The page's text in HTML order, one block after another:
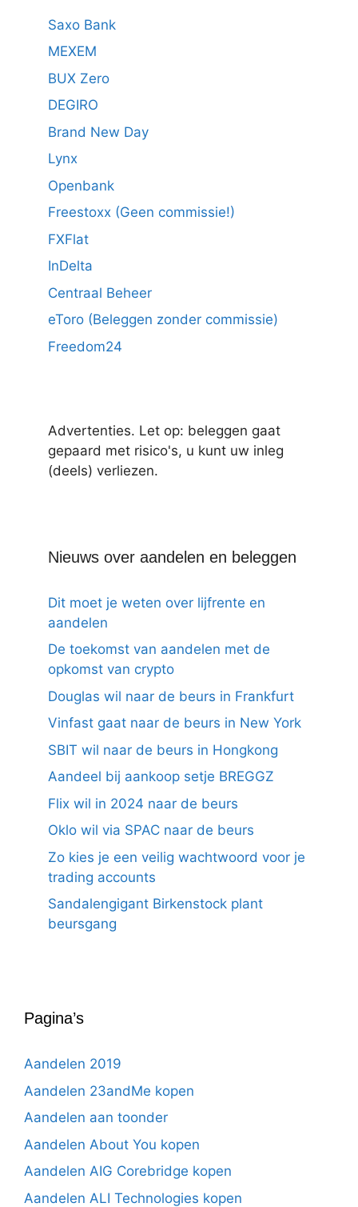
Saxo Bank
MEXEM
BUX Zero
DEGIRO
Brand New Day
Lynx
Openbank
Freestoxx (Geen commissie!)
FXFlat
InDelta
Centraal Beheer
eToro (Beleggen zonder commissie)
Freedom24
Advertenties. Let op: beleggen gaat
gepaard met risico's, u kunt uw inleg
(deels) verliezen.
Nieuws over aandelen en beleggen
Dit moet je weten over lijfrente en
aandelen
De toekomst van aandelen met de
opkomst van crypto
Douglas wil naar de beurs in Frankfurt
Vinfast gaat naar de beurs in New York
SBIT wil naar de beurs in Hongkong
Aandeel bij aankoop setje BREGGZ
Flix wil in 2024 naar de beurs
Oklo wil via SPAC naar de beurs
Zo kies je een veilig wachtwoord voor je
trading accounts
Sandalengigant Birkenstock plant
beursgang
Pagina’s
Aandelen 2019
Aandelen 23andMe kopen
Aandelen aan toonder
Aandelen About You kopen
Aandelen AIG Corebridge kopen
Aandelen ALI Technologies kopen